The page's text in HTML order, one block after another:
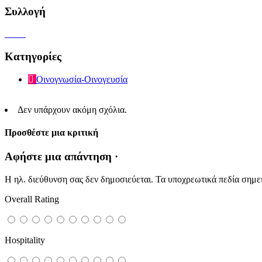
Συλλογή
Κατηγορίες
Οινογνωσία-Οινογευσία
Δεν υπάρχουν ακόμη σχόλια.
Προσθέστε μια κριτική
Αφήστε μια απάντηση ·
Η ηλ. διεύθυνση σας δεν δημοσιεύεται. Τα υποχρεωτικά πεδία
Overall Rating
Hospitality